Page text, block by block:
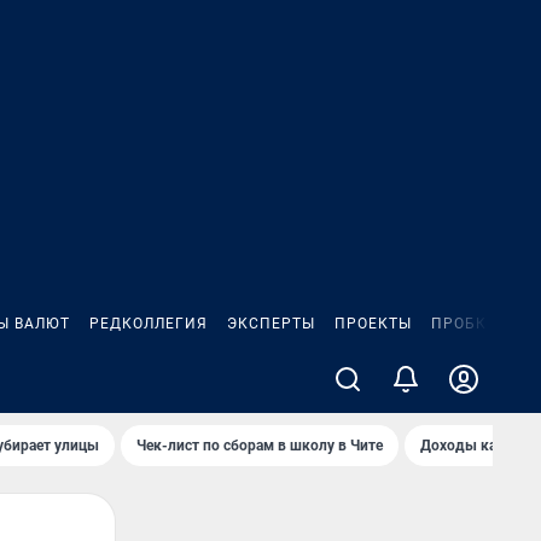
ВАЛЮТ РЕДКОЛЛЕГИЯ ЭКСПЕРТЫ ПРОЕКТЫ ПРОБКИ
улицы Чек-лист по сборам в школу в Чите Доходы